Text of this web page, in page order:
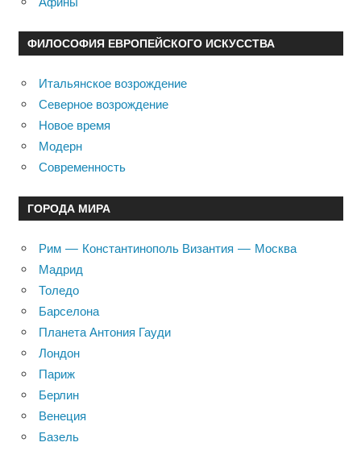
ФИЛОСОФИЯ ЕВРОПЕЙСКОГО ИСКУССТВА
Итальянское возрождение
Северное возрождение
Новое время
Модерн
Современность
ГОРОДА МИРА
Рим — Константинополь Византия — Москва
Мадрид
Толедо
Барселона
Планета Антония Гауди
Лондон
Париж
Берлин
Венеция
Базель